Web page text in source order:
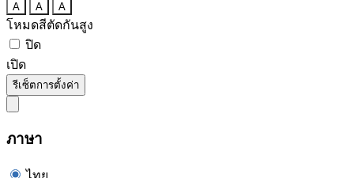
A A A
โหมดสีตัดกันสูง
ปิด
เปิด
รีเซ็ตการตั้งค่า
ภาษา
ไทย